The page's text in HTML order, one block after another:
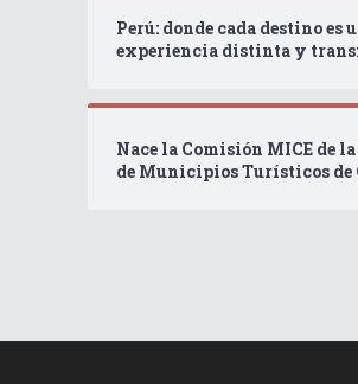
Perú: donde cada destino es
experiencia distinta y
Nace la Comisión MICE de
de Municipios Turísticos de